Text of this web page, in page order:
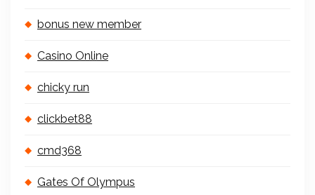
bonus new member
Casino Online
chicky run
clickbet88
cmd368
Gates Of Olympus